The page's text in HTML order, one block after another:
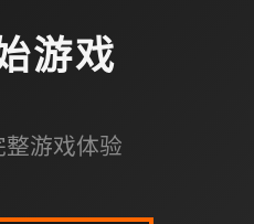
游戏
整游戏体验